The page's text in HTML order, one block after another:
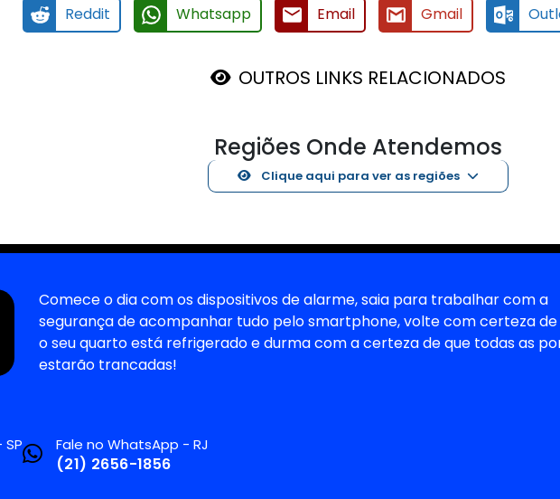
Reddit Whatsapp Email Gmail
OUTROS LINKS RELACIONADOS
Regiões Onde Atendemos
Clique aqui para ver as regiões
Comece o dia com os dispositivos de alarme, saia para trabalhar com a
segurança de acompanhar tudo pelo smartphone, volte com certeza de
o seu quarto está refrigerado e durma com a certeza de que todas as
estarão trancadas!
Fale no WhatsApp - RJ
(21) 2656-1856